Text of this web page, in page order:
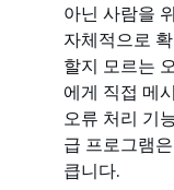
아닌 사람을
자체적으로
할지 모르는
에게 직접 메
오류 처리 기
급 프로그램
큽니다.